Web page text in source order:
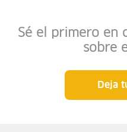
Sé el primero en
sobre
Deja